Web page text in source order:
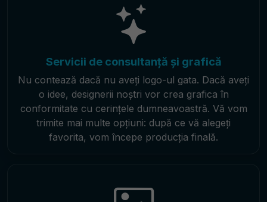
Servicii de consultanță și grafică
Nu contează dacă nu aveți logo-ul gata. Dacă aveți
o idee, designerii noștri vor crea grafica în
conformitate cu cerințele dumneavoastră. Vă vom
trimite mai multe opțiuni: după ce vă alegeți
favorita, vom începe producția finală.